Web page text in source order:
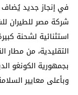
في إنجاز جديد
شركة مصر للطيران
استثنائية لشحنة
التقليدية، من مطار
بجمهورية الكونغو
وبأعلى معايير